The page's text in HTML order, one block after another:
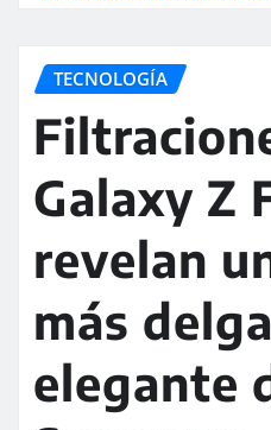
TECNOLOGÍA
Galaxy Z
revelan
más
elegante